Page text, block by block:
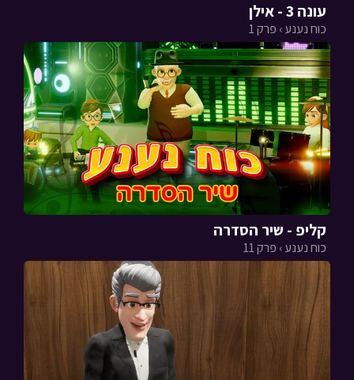
עונה 3 - אילן
כוח נענע › פרק 1
קליפ - שיר הסדרה
כוח נענע › פרק 11